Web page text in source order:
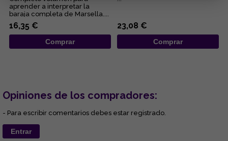
aprender a interpretar la
baraja completa de Marsella....
16,35 €
Comprar
23,08 €
Comprar
Opiniones de los compradores:
- Para escribir comentarios debes estar registrado.
Entrar